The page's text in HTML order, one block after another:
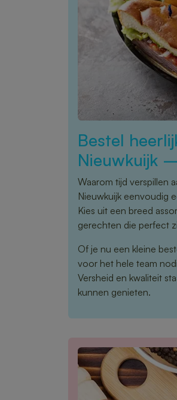
Bestel
Nieuwkuijk
Waarom tijd verspillen
Nieuwkuijk eenvoudig
Kies uit een breed
gerechten die perfect
Of je nu een kleine
voor het hele team
Versheid en kwaliteit
kunnen genieten.